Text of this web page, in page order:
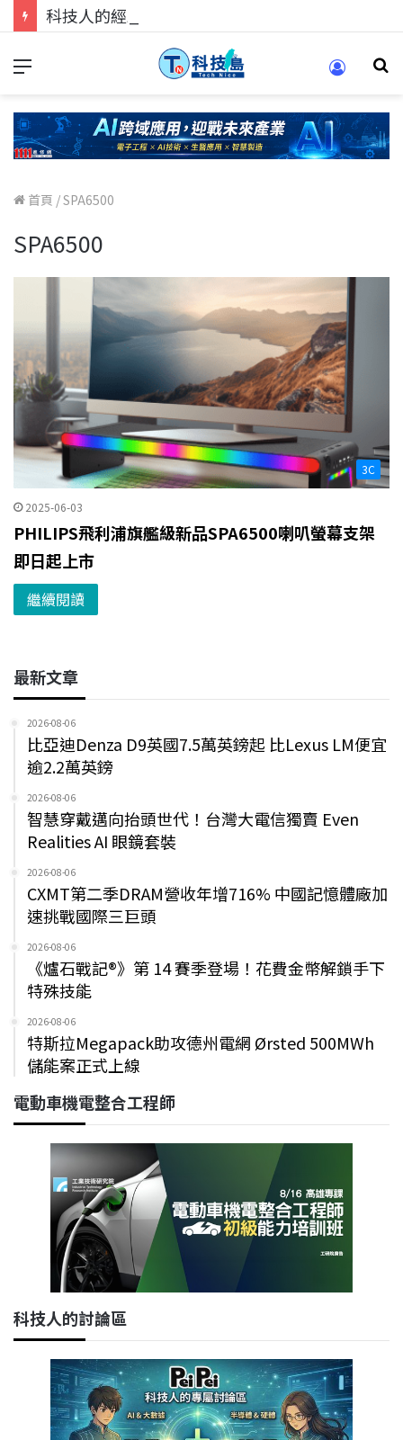
首頁 /SPA6500
SPA6500
3C
2025-06-03
PHILIPS飛利浦旗艦級新品SPA6500喇叭螢幕支架
即日起上市
繼續閱讀
最新文章
2026-08-06
比亞迪Denza D9英國7.5萬英鎊起 比Lexus LM便宜
逾2.2萬英鎊
2026-08-06
智慧穿戴邁向抬頭世代！台灣大電信獨賣 Even
Realities AI 眼鏡套裝
2026-08-06
CXMT第二季DRAM營收年增716% 中國記憶體廠加
速挑戰國際三巨頭
2026-08-06
《爐石戰記®》第 14 賽季登場！花費金幣解鎖手下
特殊技能
2026-08-06
特斯拉Megapack助攻德州電網 Ørsted 500MWh
儲能案正式上線
電動車機電整合工程師
科技人的討論區